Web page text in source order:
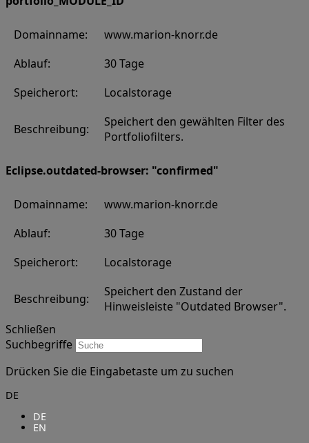
Domainname:
www.marion-knorr.de
Ablauf:
30 Tage
Speicherort:
Localstorage
Beschreibung:
Speichert den gewählten Filter des
Portfoliofilters.
Eclipse.outdated-browser: "confirmed"
Domainname:
www.marion-knorr.de
Ablauf:
30 Tage
Speicherort:
Localstorage
Beschreibung:
Speichert den Zustand der
Hinweisleiste "Outdated Browser".
Schließen
Suchbegriffe
Drücken Sie die Eingabetaste um zu suchen
DE
DE
EN